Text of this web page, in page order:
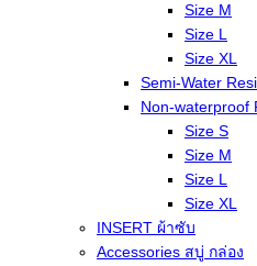
Size M
Size L
Size XL
Semi-Water
Non-
Size S
Size M
Size L
Size XL
INSERT ผ้าซับ
Accessories สบู่ กล่อง